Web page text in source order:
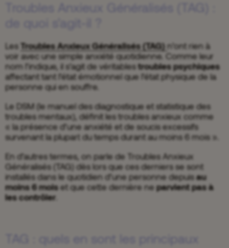
Les Troubles Anxieux Généralisés (TAG) n’ont rien à
voir avec une simple anxiété quotidienne. Comme leur
nom l’indique, il s’agit de véritablestroubles psychiques
affectant tant l’état émotionnel que l’état physique de la
personne qui en souffre.
Le DSM (le manuel des diagnostique et statistique des
troubles mentaux), définit les troubles anxieux comme
« la présence d’une anxiété et de soucis excessifs
survenant la plupart du temps durant au moins 6 mois ».
En d’autres termes, on parle de
Troubles Anxieux
Généralisés (TAG) dès lors que ces derniers se sont
installés dans le quotidien d’une personne depuisau
moins 6 moiset que cette dernière neparvient pas à
les contrôler